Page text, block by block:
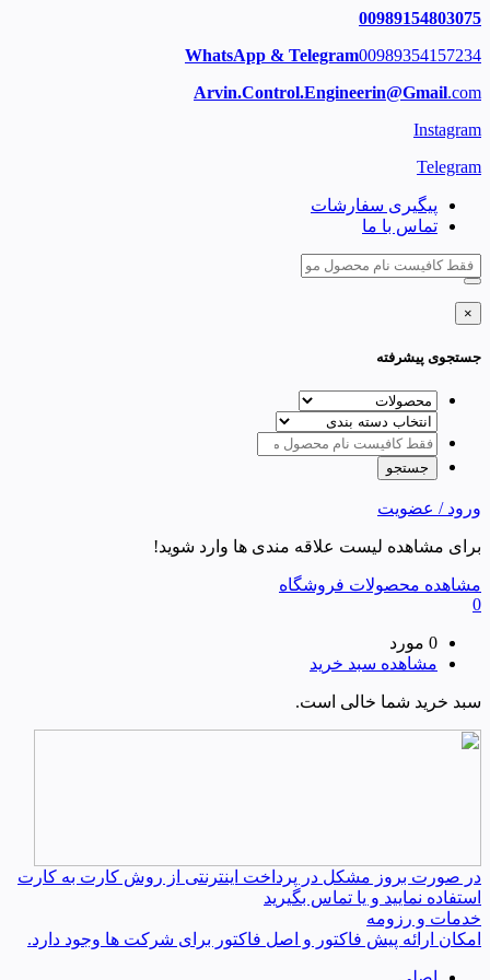
00989154803075
WhatsApp & Telegram00989354157234
Arvin.Control.Engineerin@Gmail.com
Instagram
Telegram
پیگیری سفارشات
تماس با ما
×
جستجوی پیشرفته
ورود / عضویت
برای مشاهده لیست علاقه مندی ها وارد شوید!
مشاهده محصولات فروشگاه
0
0 مورد
مشاهده سبد خرید
سبد خرید شما خالی است.
در صورت بروز مشکل در پرداخت اینترنتی از روش کارت به کارت
استفاده نمایید و یا تماس بگیرید
خدمات و رزومه
امکان ارائه پیش فاکتور و اصل فاکتور برای شرکت ها وجود دارد.